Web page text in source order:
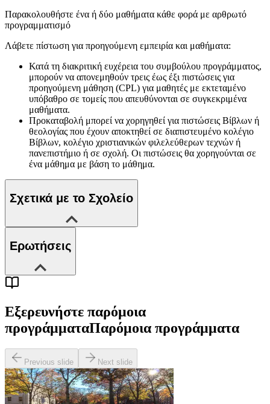
Παρακολουθήστε ένα ή δύο μαθήματα κάθε φορά με αρθρωτό
προγραμματισμό
Λάβετε πίστωση για προηγούμενη εμπειρία και μαθήματα:
Κατά τη διακριτική ευχέρεια του συμβούλου προγράμματος,
μπορούν να απονεμηθούν τρεις έως έξι πιστώσεις για
προηγούμενη μάθηση (CPL) για μαθητές με εκτεταμένο
υπόβαθρο σε τομείς που απευθύνονται σε συγκεκριμένα
μαθήματα.
Προκαταβολή μπορεί να χορηγηθεί για πιστώσεις Βίβλων ή
θεολογίας που έχουν αποκτηθεί σε διαπιστευμένο κολέγιο
Βίβλων, κολέγιο χριστιανικών φιλελεύθερων τεχνών ή
πανεπιστήμιο ή σε σχολή. Οι πιστώσεις θα χορηγούνται σε
ένα μάθημα με βάση το μάθημα.
Σχετικά με το Σχολείο
Ερωτήσεις
Εξερευνήστε παρόμοια
προγράμματαΠαρόμοια προγράμματα
Previous slide Next slide